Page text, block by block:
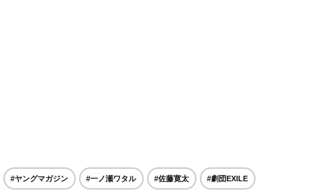
#ヤングマガジン #一ノ瀬ワタル #佐藤寛太 #劇団EXILE